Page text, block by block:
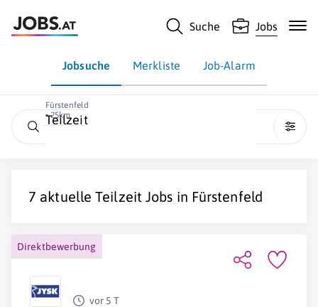
Suche Jobs
Jobsuche Merkliste Job-Alarm
Fürstenfeld
• 25km
Teilzeit
7 aktuelleTeilzeit Jobs in Fürstenfeld
Direktbewerbung
vor 5 T